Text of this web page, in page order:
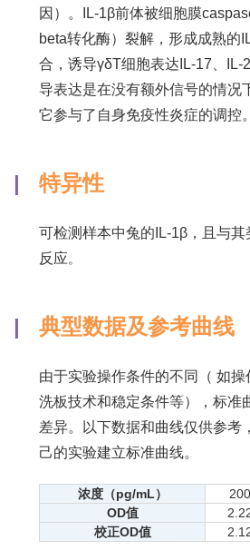
因）。IL-1β前体被细胞膜
beta转化酶）裂解，形成成熟的
合，诱导γδT细胞表达IL-17、IL-
导表达是在没有额外信号的情况
它参与了自身免疫性炎症的调控。
| 特异性
可检测样本中兔的IL-1β，且与其
反应。
| 典型数据及参考曲线
由于实验操作条件的不同（ 如操
洗板技术和稳定条件等），标准
差异。以下数据和曲线仅供参考
己的实验建立标准曲线。
浓度（pg/mL） 200
OD值
校正OD值